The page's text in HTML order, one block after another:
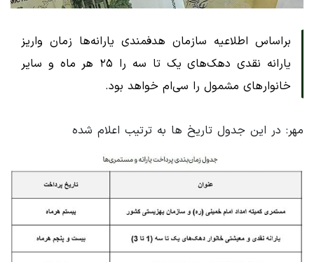
براساس اطلاعیه سازمان هدفمندی یارانه‌ها زمان واریز
یارانه نقدی دهک‌های یک تا سه را ۲۵ هر ماه و سایر
خانوارهای مشمول را سی‌ام خواهد بود.
مهر: در این جدول تاریخ ها به ترتیب اعلام شده